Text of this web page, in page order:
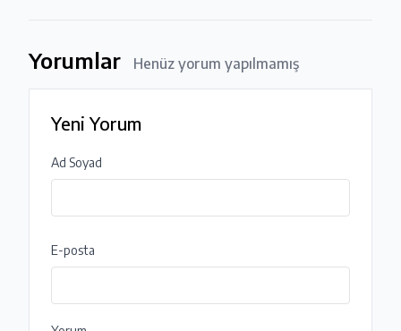
Yorumlar Henüz yorum yapılmamış
Yeni Yorum
Ad Soyad
E-posta